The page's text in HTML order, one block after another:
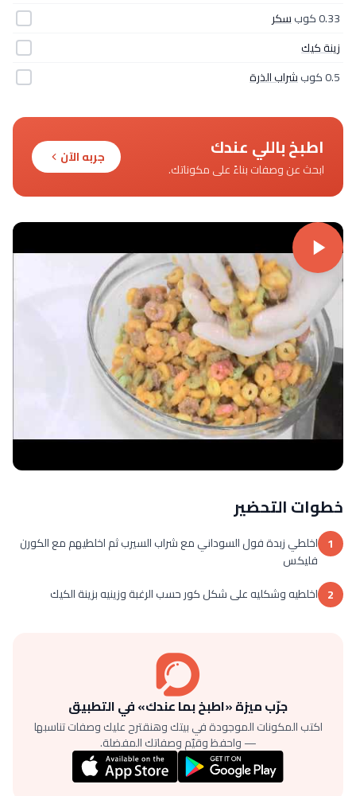
0.33 كوب
سكر
زينة كيك
0.5 كوب
شراب الذرة
اطبخ باللي عندك
ابحث عن وصفات بناءً على مكوناتك.
جربه الآن
خطوات التحضير
1 اخلطي زبدة فول السوداني مع شراب السيرب ثم اخلطيهم مع الكورن
فليكس
2 اخلطيه وشكليه على شكل كور حسب الرغبة وزينيه بزينة الكيك
جرّب ميزة «اطبخ بما عندك» في التطبيق
اكتب المكونات الموجودة في بيتك وهنقترح عليك وصفات تناسبها
— واحفظ وقيّم وصفاتك المفضلة.